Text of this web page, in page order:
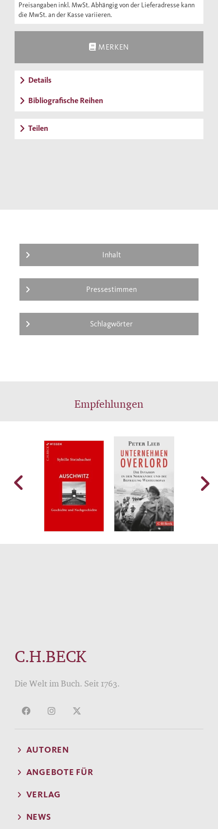
Preisangaben inkl. MwSt. Abhängig von der Lieferadresse kann
die MwSt. an der Kasse variieren.
MERKEN
Details
Bibliografische Reihen
Teilen
Inhalt
Pressestimmen
Schlagwörter
Empfehlungen
C.H.BECK
Die Welt im Buch. Seit 1763.
AUTOREN
ANGEBOTE FÜR
VERLAG
NEWS